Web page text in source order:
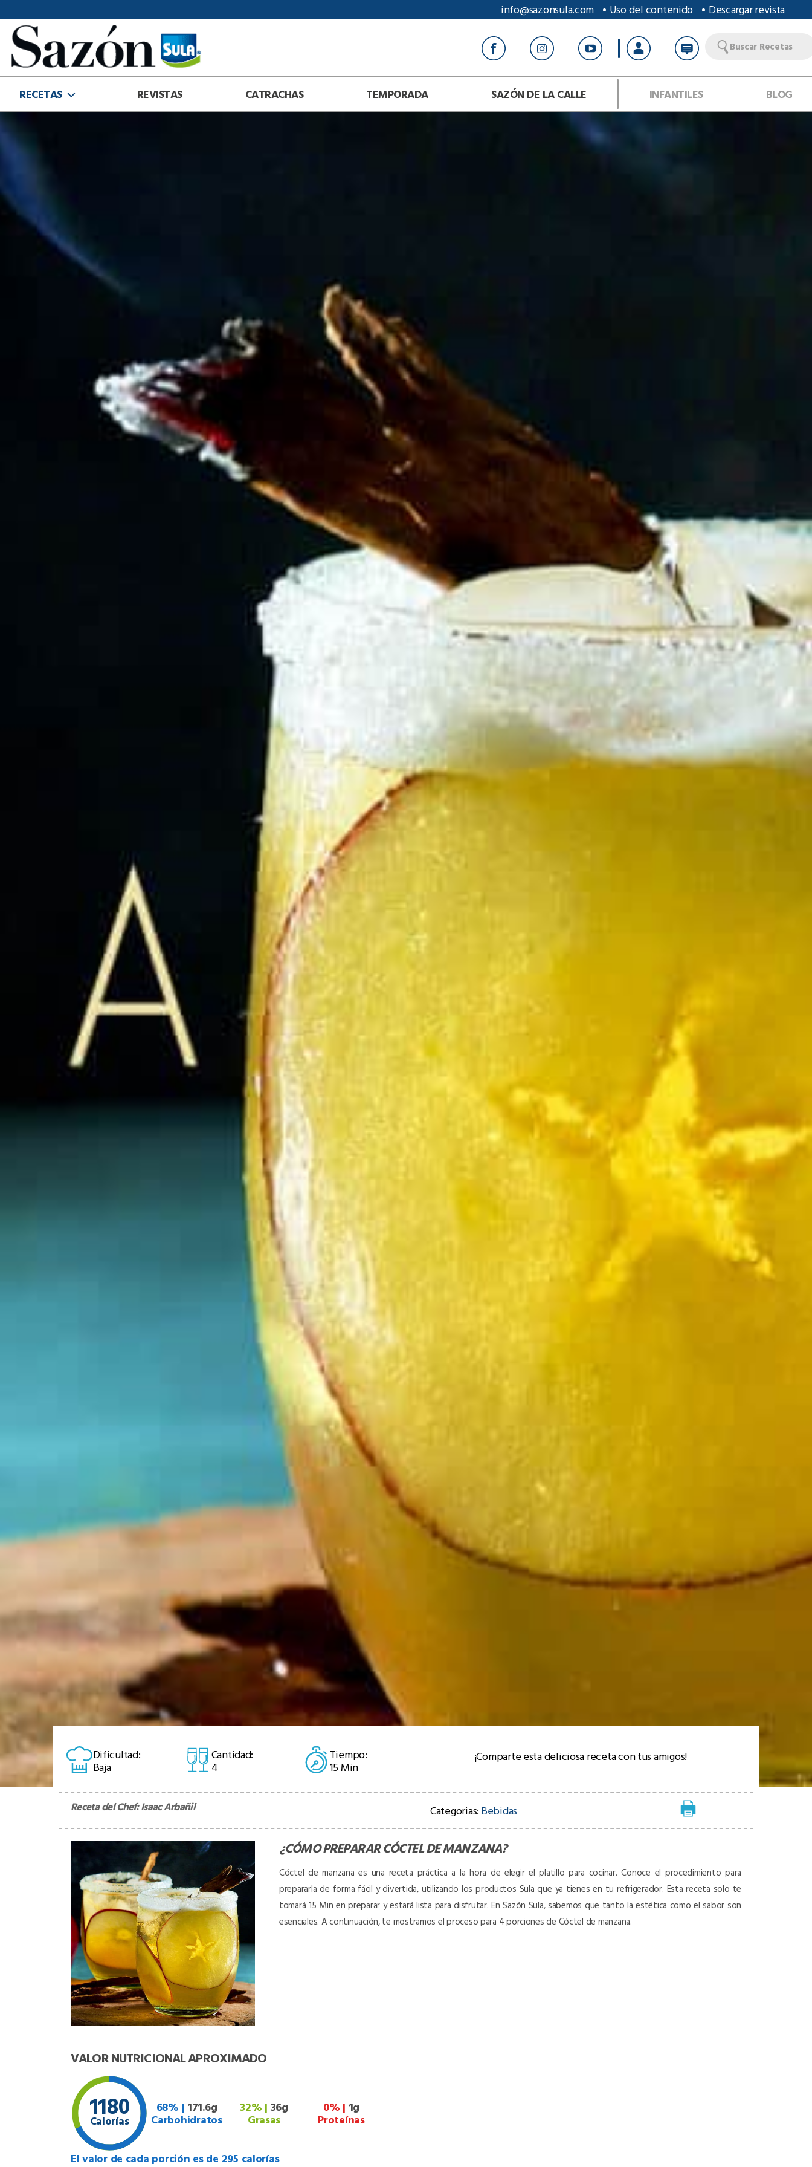
info@sazonsula.com Uso del contenido Descargar revista
Sazón
Sula
Buscar Recetas
RECETAS REVISTAS CATRACHAS TEMPORADA SAZÓN DE LA CALLE INFANTILES BLOG
Dificultad:
Baja
Cantidad:
4
Tiempo:
15 Min
¡Comparte esta deliciosa receta con tus amigos!
Receta del Chef:Isaac Arbañil Categorias:Bebidas
¿CÓMO PREPARARCÓCTEL DE MANZANA?
Cóctel de manzana es una receta práctica a la hora de elegir el platillo para cocinar. Conoce el procedimiento para
prepararla de forma fácil y divertida, utilizando los productos Sula que ya tienes en tu refrigerador. Esta receta solo te
tomará 15 Min en preparar y estará lista para disfrutar. En Sazón Sula, sabemos que tanto la estética como el sabor son
esenciales. A continuación, te mostramos el proceso para 4 porciones de Cóctel de manzana.
VALOR NUTRICIONAL APROXIMADO
1180
Calorías
68% | 171.6g
Carbohidratos
32% | 36g
Grasas
0% | 1g
Proteínas
El valor de cada porción es de 295 calorías